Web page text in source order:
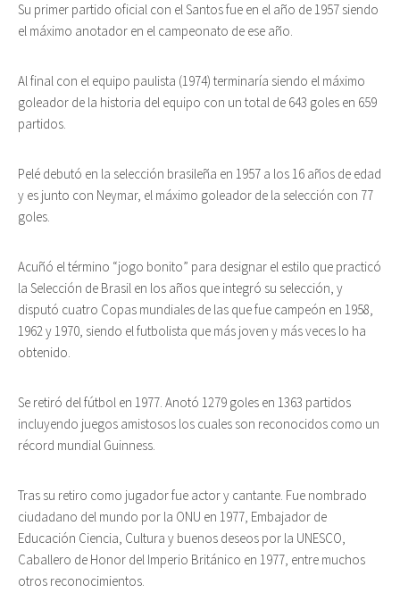
Su primer partido oficial con el Santos fue en el año de 1957 siendo
el máximo anotador en el campeonato de ese año.
Al final con el equipo paulista (1974) terminaría siendo el máximo
goleador de la historia del equipo con un total de 643 goles en 659
partidos.
Pelé debutó en la selección brasileña en 1957 a los 16 años de edad
y es junto con Neymar, el máximo goleador de la selección con 77
goles.
Acuñó el término “jogo bonito” para designar el estilo que practicó
la Selección de Brasil en los años que integró su selección, y
disputó cuatro Copas mundiales de las que fue campeón en 1958,
1962 y 1970, siendo el futbolista que más joven y más veces lo ha
obtenido.
Se retiró del fútbol en 1977. Anotó 1279 goles en 1363 partidos
incluyendo juegos amistosos los cuales son reconocidos como un
récord mundial Guinness.
Tras su retiro como jugador fue actor y cantante. Fue nombrado
ciudadano del mundo por la ONU en 1977, Embajador de
Educación Ciencia, Cultura y buenos deseos por la UNESCO,
Caballero de Honor del Imperio Británico en 1977, entre muchos
otros reconocimientos.